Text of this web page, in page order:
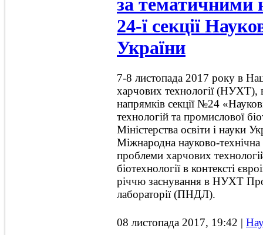
за тематичними
24-ї секції
України
7-8 листопада 2017 року в
харчових технології (НУХТ),
напрямків секції №24
технологій та промислової
Міністерства освіти і науки
Міжнародна науково-
проблеми харчових
біотехнології в контексті
річчю заснування в НУХТ
лабораторії (ПНДЛ).
08 листопада 2017, 19:42 |